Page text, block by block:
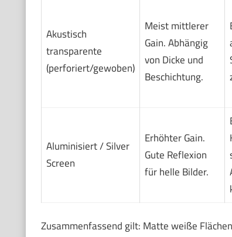
Akustisch
transparente
(perforiert/gewoben)
Meist mittlerer
Gain. Abhängig
von Dicke und
Beschichtung.
Aluminisiert / Silver
Screen
Erhöhter Gain.
Gute Reflexion
für helle Bilder.
Zusammenfassend gilt: Matte weiße